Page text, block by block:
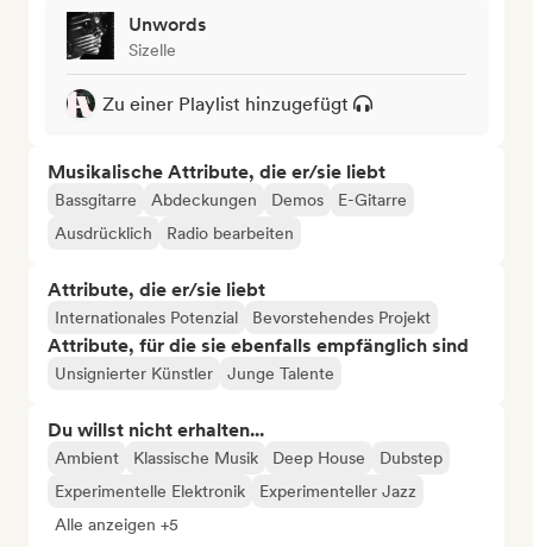
Unwords
Sizelle
Zu einer Playlist hinzugefügt
Musikalische Attribute, die er/sie liebt
Bassgitarre Abdeckungen Demos
E-Gitarre
Ausdrücklich
Radio bearbeiten
Attribute, die er/sie liebt
Internationales Potenzial Bevorstehendes Projekt
Attribute, für die sie ebenfalls empfänglich sind
Unsignierter Künstler Junge Talente
Du willst nicht erhalten...
Ambient Klassische Musik Deep House
Dubstep
Experimentelle Elektronik
Experimenteller Jazz
Alle anzeigen +5